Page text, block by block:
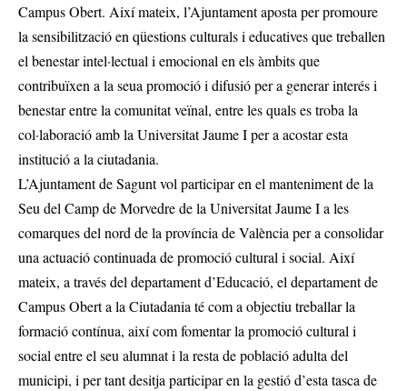
Campus Obert. Així mateix, l’Ajuntament aposta per promoure
la sensibilització en qüestions culturals i educatives que treballen
el benestar intel·lectual i emocional en els àmbits que
contribuïxen a la seua promoció i difusió per a generar interés i
benestar entre la comunitat veïnal, entre les quals es troba la
col·laboració amb la Universitat Jaume I per a acostar esta
institució a la ciutadania.
L’Ajuntament de Sagunt vol participar en el manteniment de la
Seu del Camp de Morvedre de la Universitat Jaume I a les
comarques del nord de la província de València per a consolidar
una actuació continuada de promoció cultural i social. Així
mateix, a través del departament d’Educació, el departament de
Campus Obert a la Ciutadania té com a objectiu treballar la
formació contínua, així com fomentar la promoció cultural i
social entre el seu alumnat i la resta de població adulta del
municipi, i per tant desitja participar en la gestió d’esta tasca de